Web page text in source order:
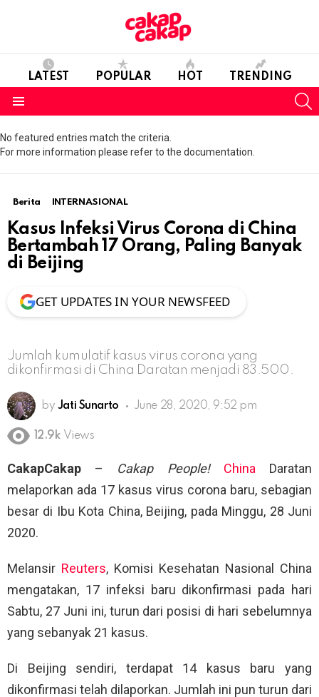
LATEST POPULAR HOT TRENDING
No featured entries match the criteria.
For more information please refer to the documentation.
Berita INTERNASIONAL
Kasus Infeksi Virus Corona di China
Bertambah 17 Orang, Paling Banyak
di Beijing
GET UPDATES IN YOUR NEWSFEED
Jumlah kumulatif kasus virus corona yang
dikonfirmasi di China Daratan menjadi 83.500.
by Jati Sunarto June 28, 2020, 9:52 pm
12.9k Views
CakapCakap – Cakap People! ChinaDaratan
melaporkan ada 17 kasus virus corona baru, sebagian
besar di Ibu Kota China, Beijing, pada Minggu, 28 Juni
2020.
Melansir Reuters, Komisi Kesehatan Nasional China
mengatakan, 17 infeksi baru dikonfirmasi pada hari
Sabtu, 27 Juni ini, turun dari posisi di hari sebelumnya
yang sebanyak 21 kasus.
Di Beijing sendiri, terdapat 14 kasus baru yang
dikonfirmasi telah dilaporkan. Jumlah ini pun turun dari